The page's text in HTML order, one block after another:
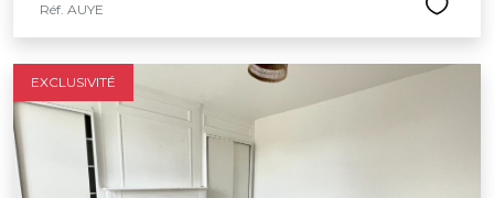
Réf. AUYE
EXCLUSIVITÉ